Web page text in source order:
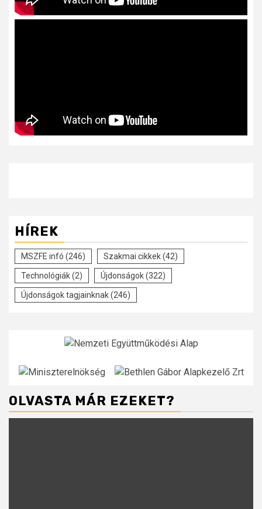
HÍREK
MSZFE infó (246) Szakmai cikkek(42)
Technológiák(2) Újdonságok(322)
Újdonságok tagjainknak(246)
OLVASTA MÁR EZEKET?